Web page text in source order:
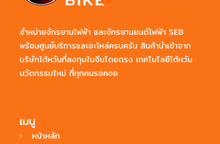
จำหน่ายจักรยานไฟฟ้า และจักรยานยนต์ไฟฟ้า SEB
พร้อมศูนย์บริการและอะไหล่ครบครัน สินค้านำเข้าจาก
บริษัทไต้หวันที่ลงทุนในจีนโดยตรง เทคโนโลยีไต้หวัน
นวัตกรรมใหม่ ที่ทุกคนรอคอย
เมนู
หน้าหลัก